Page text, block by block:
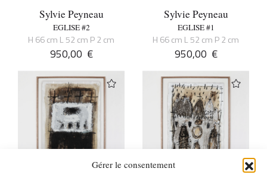
Gérer le consentement
Sylvie Peyneau
EGLISE #2
H 66 cm L 52 cm P 2 cm
950,00 €
Sylvie Peyneau
EGLISE #1
H 66 cm L 52 cm P 2 cm
950,00 €